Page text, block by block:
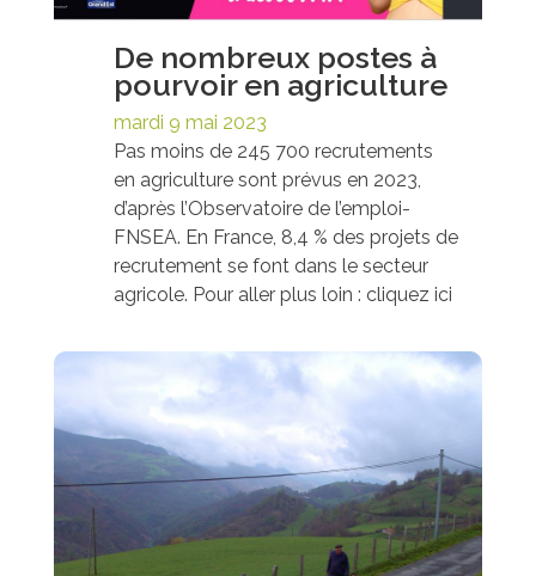
De nombreux postes à
pourvoir en agriculture
mardi 9 mai 2023
Pas moins de 245 700 recrutements
en agriculture sont prévus en 2023,
d’après l’Observatoire de l’emploi-
FNSEA. En France, 8,4 % des projets de
recrutement se font dans le secteur
agricole. Pour aller plus loin : cliquez ici